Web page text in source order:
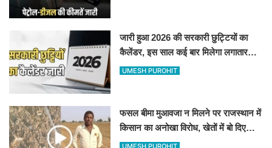
जारी हुआ 2026 की सरकारी छुट्टियों का
कैलेंडर, इस साल कई बार मिलेगा लगातार
अवकाश, देखें
UMESH PUROHIT
फसल बीमा मुआवजा न मिलने पर राजस्थान में
किसान का अनोखा विरोध, खेतों में बो दिए
500-500 रुपए के नोट, वीडियो वायरल